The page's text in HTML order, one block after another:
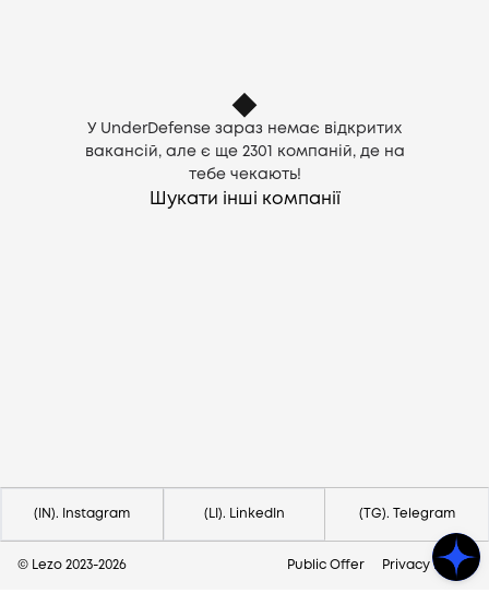
У UnderDefense зараз немає відкритих
вакансій, але є ще 2301
компаній, де на
тебе чекають!
Шукати інші компанії
(IN). Instagram (LI). LinkedIn (TG). Telegram
© Lezo 2023-2026 Public Offer Privacy Policy